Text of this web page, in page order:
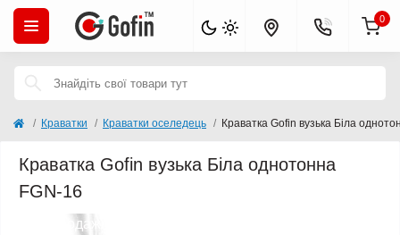
0
Краватки Краватки оселедець Краватка Gofin вузька Біла
Краватка Gofin вузька Біла однотонна
FGN-16
Хіт продажів